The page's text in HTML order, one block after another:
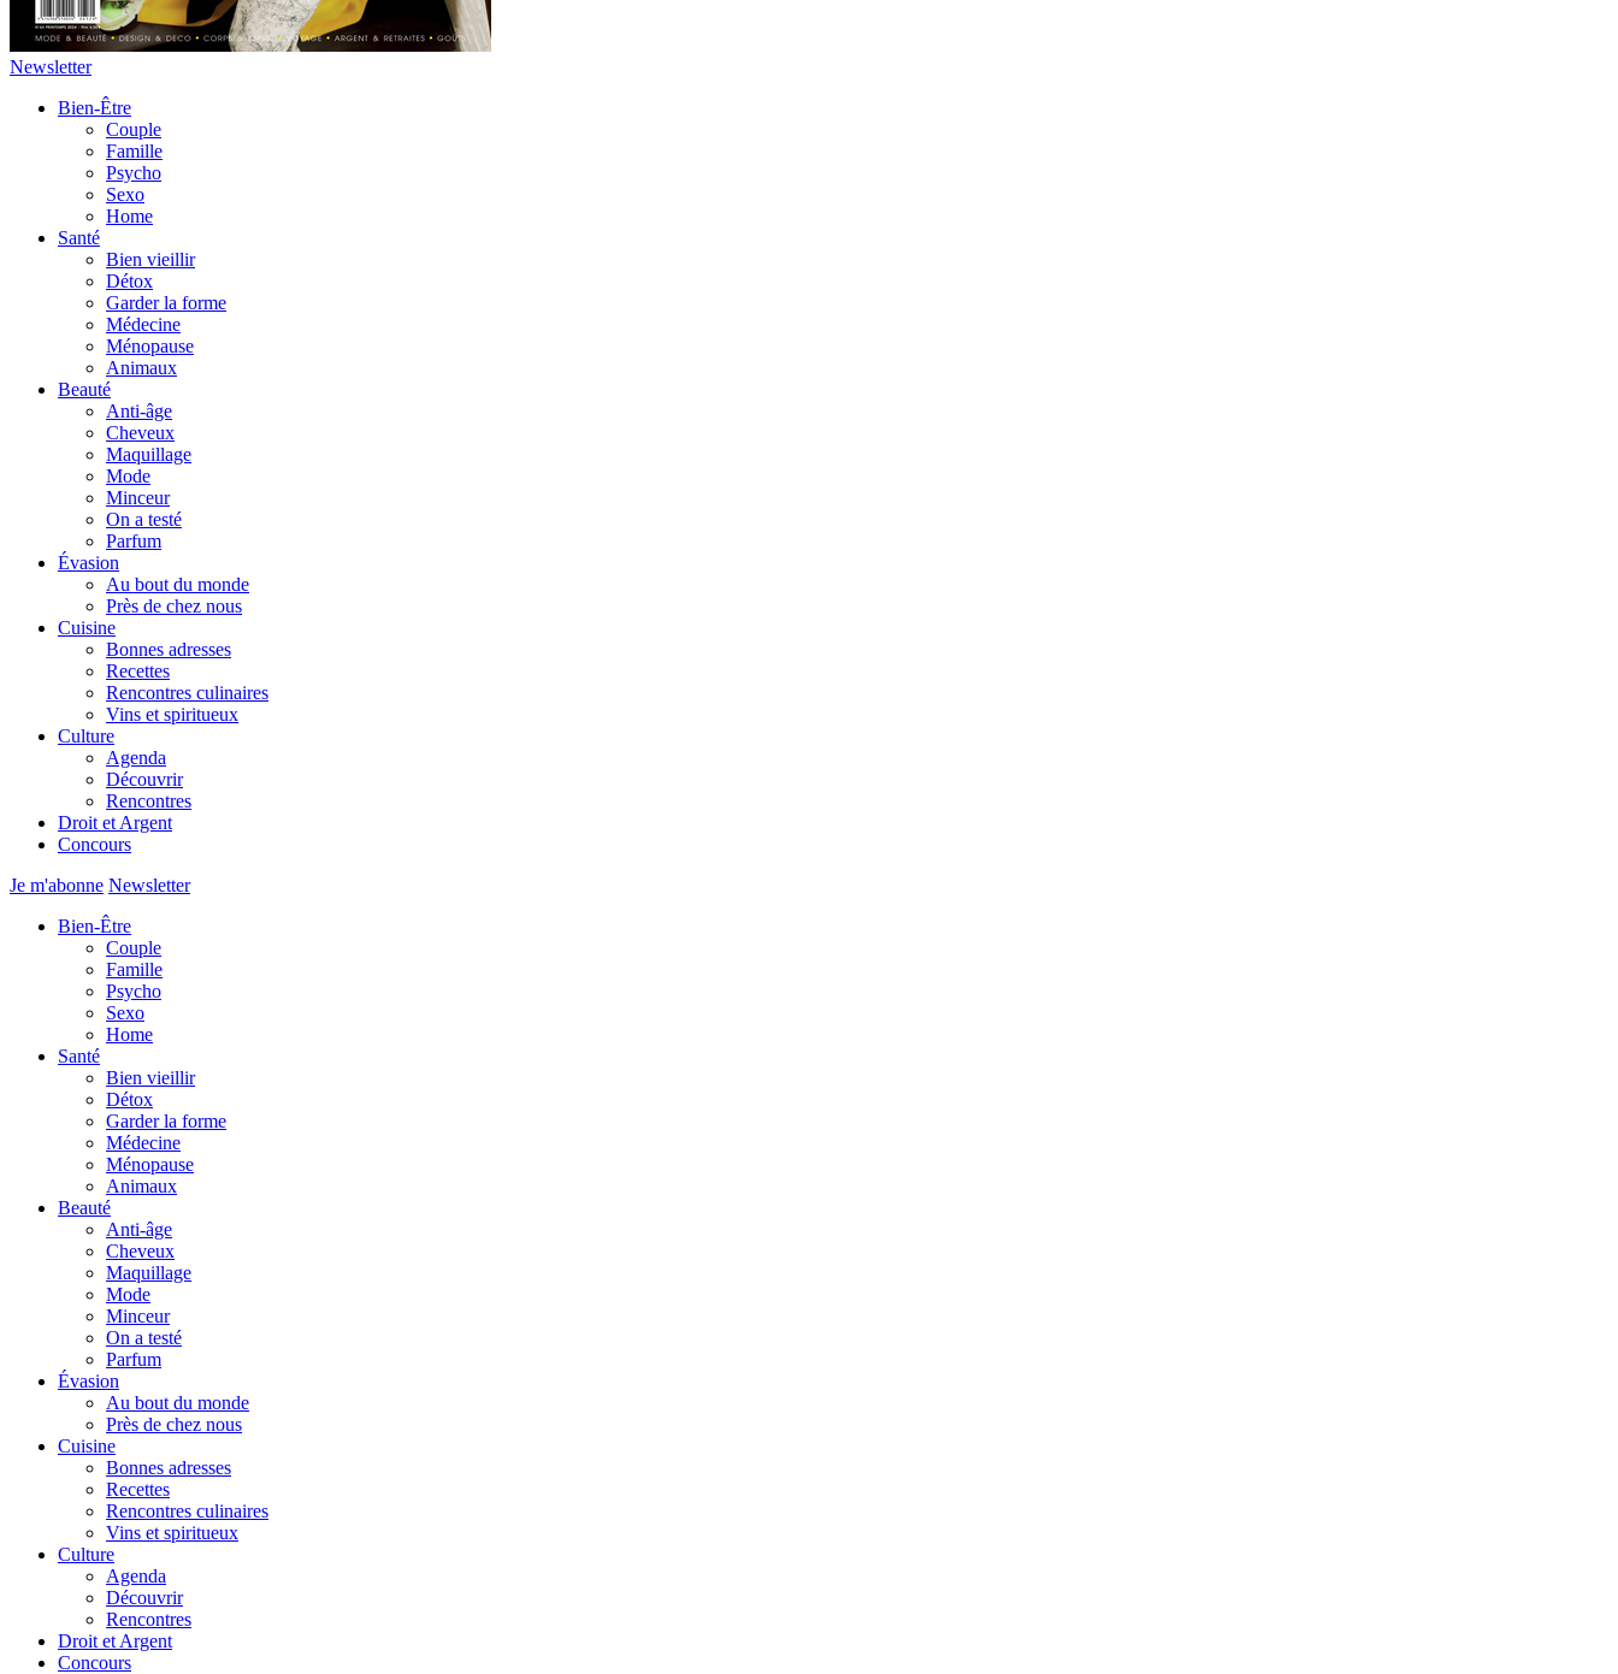
Newsletter
Bien-Être
Couple
Famille
Psycho
Sexo
Home
Santé
Bien vieillir
Détox
Garder la forme
Médecine
Ménopause
Animaux
Beauté
Anti-âge
Cheveux
Maquillage
Mode
Minceur
On a testé
Parfum
Évasion
Au bout du monde
Près de chez nous
Cuisine
Bonnes adresses
Recettes
Rencontres culinaires
Vins et spiritueux
Culture
Agenda
Découvrir
Rencontres
Droit et Argent
Concours
Je m'abonne Newsletter
Bien-Être
Couple
Famille
Psycho
Sexo
Home
Santé
Bien vieillir
Détox
Garder la forme
Médecine
Ménopause
Animaux
Beauté
Anti-âge
Cheveux
Maquillage
Mode
Minceur
On a testé
Parfum
Évasion
Au bout du monde
Près de chez nous
Cuisine
Bonnes adresses
Recettes
Rencontres culinaires
Vins et spiritueux
Culture
Agenda
Découvrir
Rencontres
Droit et Argent
Concours